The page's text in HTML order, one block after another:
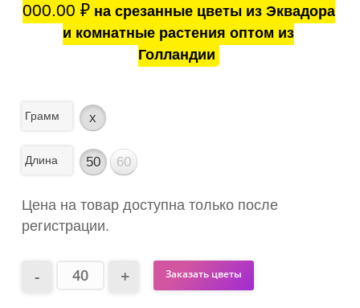
000.00 ₽на срезанные цветы из Эквадора
и комнатные растения оптом из
Голландии
Грамм x
Длина 50 60
Цена на товар доступна только после
регистрации.
Заказать цветы